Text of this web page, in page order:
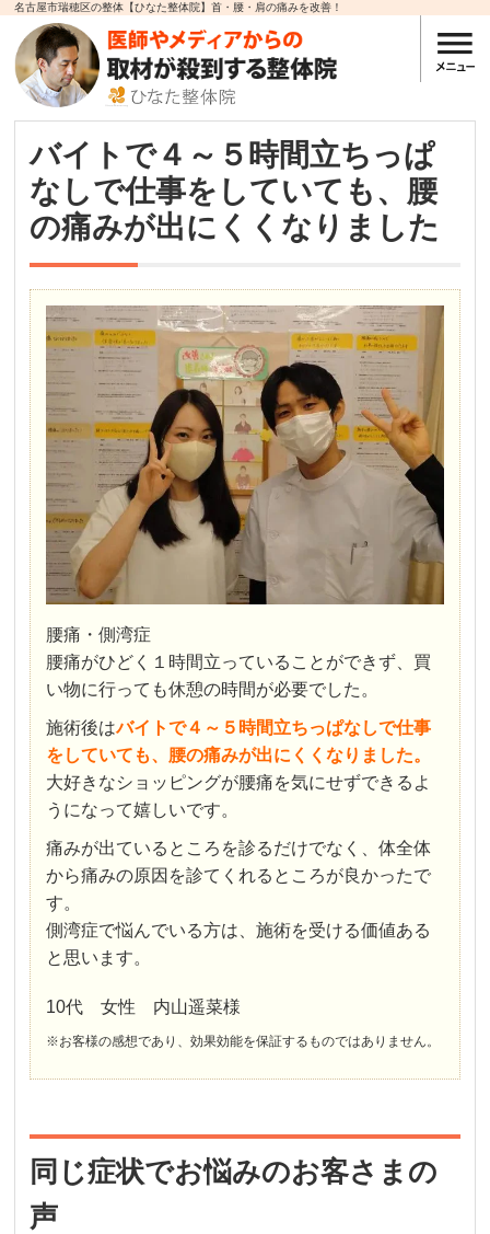
名古屋市瑞穂区の整体【ひなた整体院】首・腰・肩の痛みを改善！
バイトで４～５時間立ちっぱ
なしで仕事をしていても、腰
の痛みが出にくくなりました
腰痛・側湾症
腰痛がひどく１時間立っていることができず、買
い物に行っても休憩の時間が必要でした。
施術後はバイトで４～５時間立ちっぱなしで仕事
をしていても、腰の痛みが出にくくなりました。
大好きなショッピングが腰痛を気にせずできるよ
うになって嬉しいです。
痛みが出ているところを診るだけでなく、体全体
から痛みの原因を診てくれるところが良かったで
す。
側湾症で悩んでいる方は、施術を受ける価値ある
と思います。
10代 女性 内山遥菜様
※お客様の感想であり、効果効能を保証するものではありません。
同じ症状でお悩みのお客さまの
声